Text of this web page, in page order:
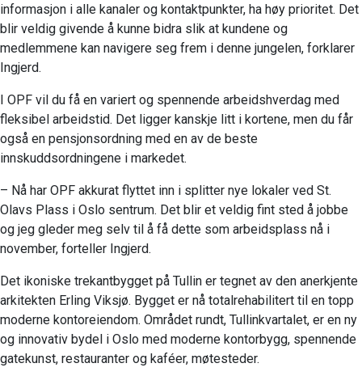
informasjon i alle kanaler og kontaktpunkter, ha høy prioritet. Det
blir veldig givende å kunne bidra slik at kundene og
medlemmene kan navigere seg frem i denne jungelen, forklarer
Ingjerd.
I OPF vil du få en variert og spennende arbeidshverdag med
fleksibel arbeidstid. Det ligger kanskje litt i kortene, men du får
også en pensjonsordning med en av de beste
innskuddsordningene i markedet.
– Nå har OPF akkurat flyttet inn i splitter nye lokaler ved St.
Olavs Plass i Oslo sentrum. Det blir et veldig fint sted å jobbe
og jeg gleder meg selv til å få dette som arbeidsplass nå i
november, forteller Ingjerd.
Det ikoniske trekantbygget på Tullin er tegnet av den anerkjente
arkitekten Erling Viksjø. Bygget er nå totalrehabilitert til en topp
moderne kontoreiendom. Området rundt, Tullinkvartalet, er en ny
og innovativ bydel i Oslo med moderne kontorbygg, spennende
gatekunst, restauranter og kaféer, møtesteder.